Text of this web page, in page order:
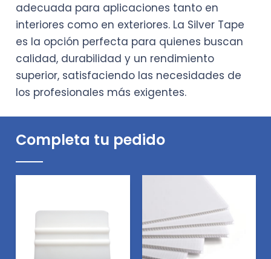
adecuada para aplicaciones tanto en
interiores como en exteriores. La Silver Tape
es la opción perfecta para quienes buscan
calidad, durabilidad y un rendimiento
superior, satisfaciendo las necesidades de
los profesionales más exigentes.
Completa tu pedido